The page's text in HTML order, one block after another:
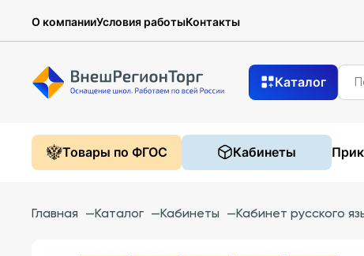
О компанииУсловия работыКонтакты
Каталог
Товары по ФГОС Кабинеты
Главная —Каталог —Кабинеты —Кабинет русского